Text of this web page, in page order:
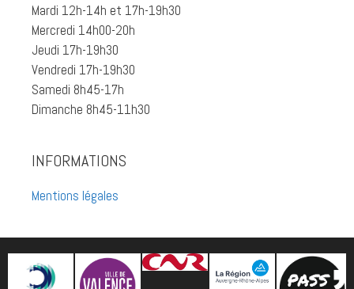
Mardi 12h-14h et 17h-19h30
Mercredi 14h00-20h
Jeudi 17h-19h30
Vendredi 17h-19h30
Samedi 8h45-17h
Dimanche 8h45-11h30
INFORMATIONS
Mentions légales